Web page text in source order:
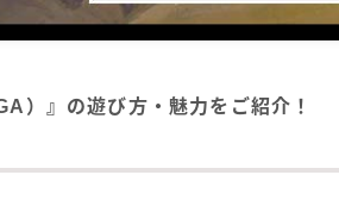
）』の遊び方・魅力をご紹介！